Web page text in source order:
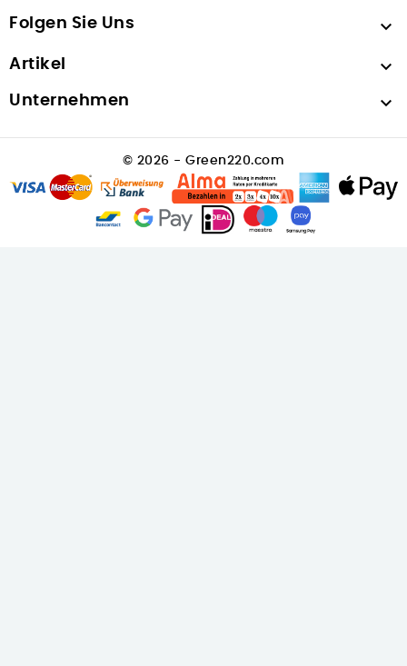
Folgen Sie Uns 
Artikel 
Unternehmen 
© 2026 - Green220.com